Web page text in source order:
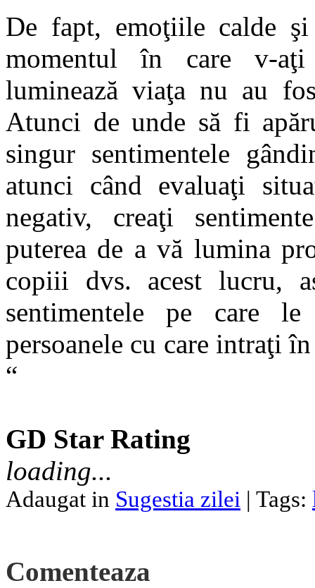
De fapt, emoţiile calde
momentul în care v-aţi
luminează viaţa nu au
Atunci de unde să fi
singur sentimentele
atunci când evaluaţi
negativ, creaţi
puterea de a vă lumina
copiii dvs. acest lucru,
sentimentele pe care
persoanele cu care intraţi
“
GD Star Rating
loading...
Adaugat in Sugestia zilei | Tags:
Comenteaza